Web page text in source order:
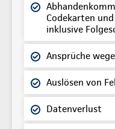
Codekarten
inklusive
Ansprüche
Auslösen von
Datenverlust